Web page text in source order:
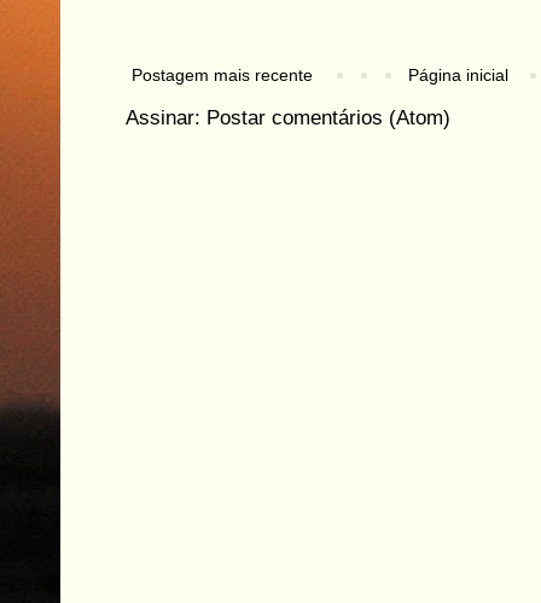
Postagem mais recente Página inicial
Assinar: Postar comentários (Atom)